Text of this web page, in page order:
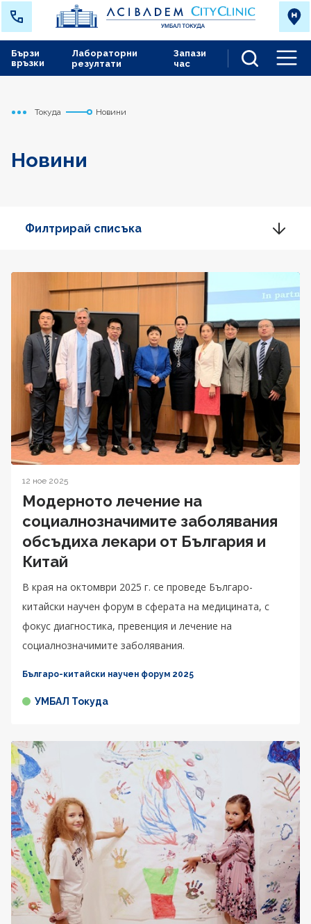
Лабораторни
резултати
Запази
час
Бързи
връзки
Начало
Токуда Новини
Новини
Филтрирай списъка
12 ное 2025
Модерното лечение на
социалнозначимите заболявания
обсъдиха лекари от България и
Китай
В края на октомври 2025 г. се проведе Българо-
китайски научен форум в сферата на медицината, с
фокус диагностика, превенция и лечение на
социалнозначимите заболявания.
Българо-китайски научен форум 2025
УМБАЛ Токуда